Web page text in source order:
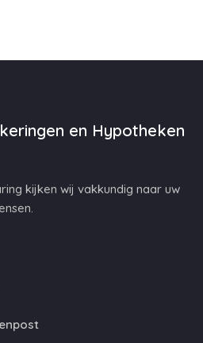
en Hypotheken
kijken wij vakkundig naar uw